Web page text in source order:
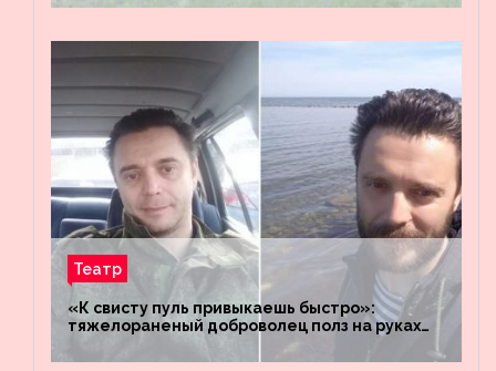
«Восток»
Театр
«К свисту пуль привыкаешь быстро»:
тяжелораненый доброволец полз на руках
четыре километра через заминированное
поле